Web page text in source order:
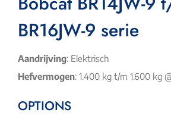
BR16JW-9 serie
Aandrijving: Elektrisch
Hefvermogen: 1.400 kg t/m 1.600 kg
OPTIONS